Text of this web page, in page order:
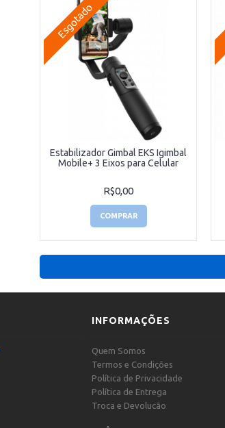
Esgotado
Estabilizador Gimbal EKS Igimbal
Mobile+ 3 Eixos para Celular
R$0,00
COMPRAR
INFORMAÇÕES
Quem Somos
Termos e Condições
Política de Privacidade
Política de Entrega
Troca e Devolucão